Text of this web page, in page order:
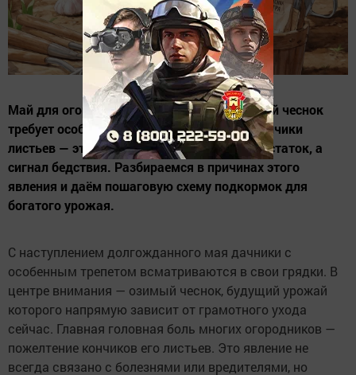
Май для огородника — время, когда озимый чеснок
требует особого внимания. Желтеющие кончики
листьев — это не просто эстетический недостаток, а
сигнал бедствия. Разбираемся в причинах этого
явления и даём пошаговую схему подкормок для
богатого урожая.
С наступлением долгожданного мая дачники с
особенным трепетом всматриваются в свои грядки. В
центре внимания — озимый чеснок, будущий урожай
которого напрямую зависит от грамотного ухода
сейчас. Главная головная боль многих огородников —
пожелтение кончиков его листьев. Это явление не
всегда связано с болезнями или вредителями, но